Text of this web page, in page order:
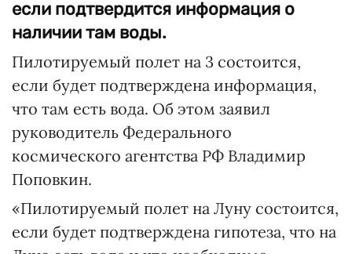
если подтвердится информация о
наличии там воды.
Пилотируемый полет на 3 состоится,
если будет подтверждена информация,
что там есть вода. Об этом заявил
руководитель Федерального
космического агентства РФ Владимир
Поповкин.
«Пилотируемый полет на Луну состоится,
если будет подтверждена гипотеза, что на